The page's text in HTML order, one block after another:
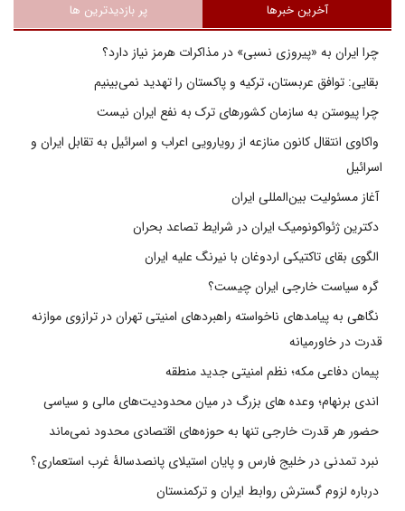
آخرین خبرها پر بازدیدترین ها
چرا ایران به «پیروزی نسبی» در مذاکرات هرمز نیاز دارد؟
بقایی: توافق عربستان، ترکیه و پاکستان را تهدید نمی‌بینیم
چرا پیوستن به سازمان کشورهای ترک به نفع ایران نیست
واکاوی انتقال کانون منازعه از رویارویی اعراب و اسرائیل به تقابل ایران و
اسرائیل
آغاز مسئولیت بین‌المللی ایران
دکترین ژئواکونومیک ایران در شرایط تصاعد بحران
الگوی بقای تاکتیکی اردوغان با نیرنگ علیه ایران
گره سیاست خارجی ایران چیست؟
نگاهی به پیامدهای ناخواسته راهبردهای امنیتی تهران در ترازوی موازنه
قدرت در خاورمیانه
پیمان دفاعی مکه؛ نظم امنیتی جدید منطقه
اندی برنهام؛ وعده های بزرگ در میان محدودیت‌های مالی و سیاسی
حضور هر قدرت خارجی تنها به حوزه‌های اقتصادی محدود نمی‌ماند
نبرد تمدنی در خلیج فارس و پایان استیلای پانصدسالۀ غرب استعماری؟
درباره لزوم گسترش روابط ایران و ترکمنستان